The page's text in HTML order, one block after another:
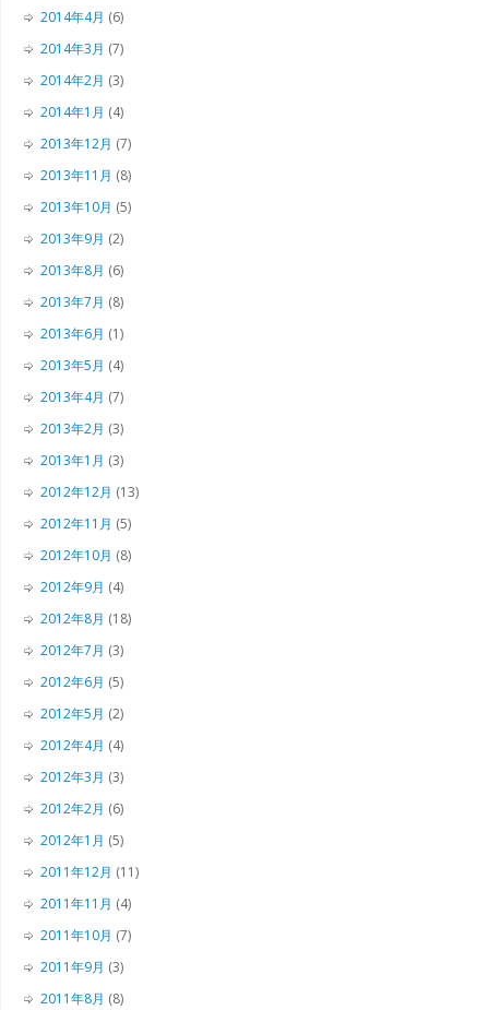
2014年4月 (6)
2014年3月 (7)
2014年2月 (3)
2014年1月 (4)
2013年12月 (7)
2013年11月 (8)
2013年10月 (5)
2013年9月 (2)
2013年8月 (6)
2013年7月 (8)
2013年6月 (1)
2013年5月 (4)
2013年4月 (7)
2013年2月 (3)
2013年1月 (3)
2012年12月 (13)
2012年11月 (5)
2012年10月 (8)
2012年9月 (4)
2012年8月 (18)
2012年7月 (3)
2012年6月 (5)
2012年5月 (2)
2012年4月 (4)
2012年3月 (3)
2012年2月 (6)
2012年1月 (5)
2011年12月 (11)
2011年11月 (4)
2011年10月 (7)
2011年9月 (3)
2011年8月 (8)